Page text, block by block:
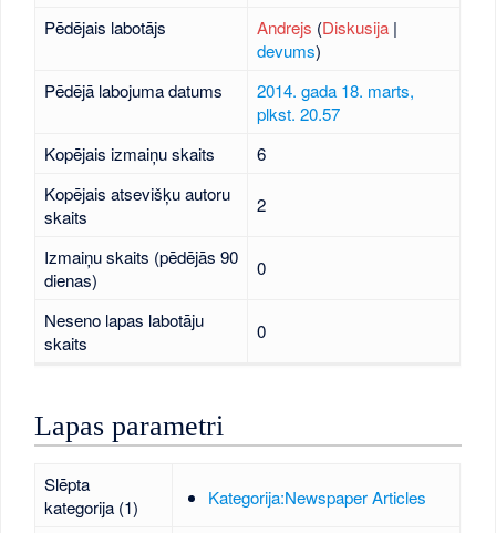
Pēdējais labotājs
Andrejs (Diskusija|
devums)
Pēdējā labojuma datums
2014. gada 18. marts,
plkst. 20.57
Kopējais izmaiņu skaits
6
Kopējais atsevišķu autoru
skaits
2
Izmaiņu skaits (pēdējās 90
dienas)
0
Neseno lapas labotāju
skaits
0
Lapas parametri
Slēpta
kategorija (1)
Kategorija:Newspaper Articles